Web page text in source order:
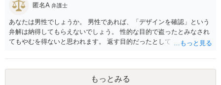
匿名A 弁護士
あなたは男性でしょうか。 男性であれば、「デザインを確認」という
弁解は納得してもらえないでしょう。 性的な目的で盗ったとみなされ
てもやむを得ないと思われます。 返す目的だったとしても、性的な目
法領得の意思は発現しており、窃盗の既遂罪は成立し得まると思われ
ます。 元の場所に戻したのは、前述の目的を遂行する関係上、ばれな
いように戻したと評価されることになるのではないかと思います。 防
もっとみる